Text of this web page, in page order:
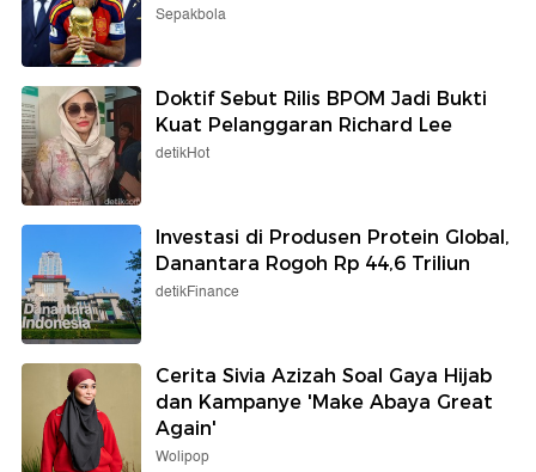
Sepakbola
Doktif Sebut Rilis BPOM Jadi Bukti
Kuat Pelanggaran Richard Lee
detikHot
Investasi di Produsen Protein Global,
Danantara Rogoh Rp 44,6 Triliun
detikFinance
Cerita Sivia Azizah Soal Gaya Hijab
dan Kampanye 'Make Abaya Great
Again'
Wolipop